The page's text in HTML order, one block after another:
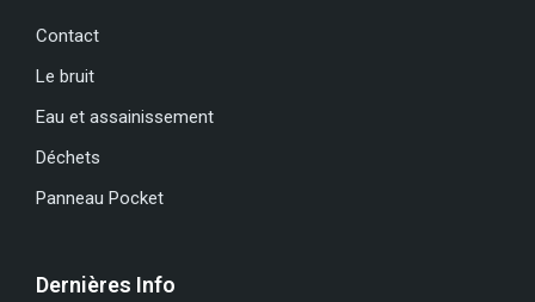
Contact
Le bruit
Eau et assainissement
Déchets
Panneau Pocket
Dernières Info